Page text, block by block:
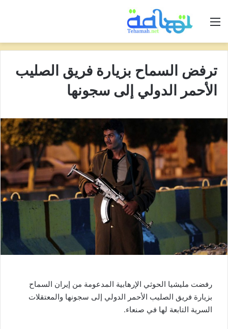
القائمة
ترفض السماح بزيارة فريق الصليب
الأحمر الدولي إلى سجونها
رفضت مليشيا الحوثي الإرهابية المدعومة من إيران السماح
بزيارة فريق الصليب الأحمر الدولي إلى سجونها والمعتقلات
السرية التابعة لها في صنعاء.